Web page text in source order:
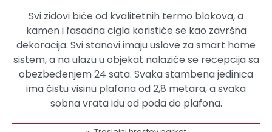
Svi zidovi biće od kvalitetnih termo blokova, a
kamen i fasadna cigla koristiće se kao završna
dekoracija. Svi stanovi imaju uslove za smart home
sistem, a na ulazu u objekat nalaziće se recepcija sa
obezbeđenjem 24 sata. Svaka stambena jedinica
ima čistu visinu plafona od 2,8 metara, a svaka
sobna vrata idu od poda do plafona.